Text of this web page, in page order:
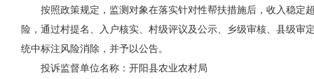
按照政策规定，监测对象在落实针对性帮扶措施后，收入稳定
险，通过村提名、入户核实、村级评议及公示、乡级审核、县级
统中标注风险消除，并予以公告。
投诉监督单位名称：开阳县农业农村局